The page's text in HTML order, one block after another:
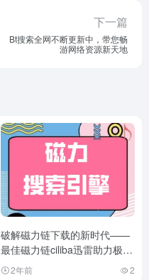
下一篇
Bt搜索全网不断更新中，带您畅
游网络资源新天地
破解磁力链下载的新时代——
最佳磁力链ciliba迅雷助力极速
下载2年前 2